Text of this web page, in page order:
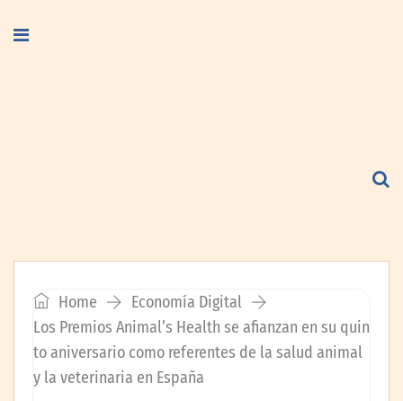
Home
Economía Digital
Los Premios Animal’s Health se afianzan en su quin
to aniversario como referentes de la salud animal
y la veterinaria en España